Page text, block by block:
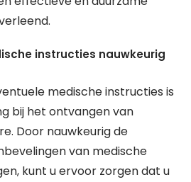
instructies nauwkeurig
medische instructies is
bij het ontvangen van
Door nauwkeurig de
van medische
kunt u ervoor zorgen dat u